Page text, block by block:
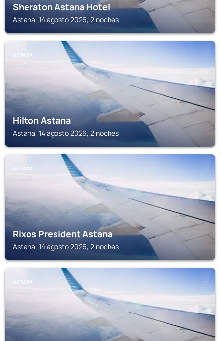
Sheraton Astana Hotel
Astana, 14 agosto 2026, 2 noches
ASTANA
Hilton Astana
Astana, 14 agosto 2026, 2 noches
ASTANA
Rixos President Astana
Astana, 14 agosto 2026, 2 noches
ASTANA